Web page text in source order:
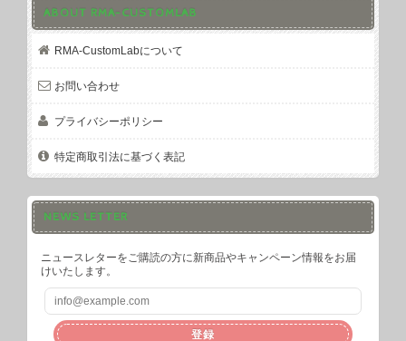
ABOUT RMA-CUSTOMLAB
RMA-CustomLabについて
お問い合わせ
プライバシーポリシー
特定商取引法に基づく表記
NEWS LETTER
ニュースレターをご購読の方に新商品やキャンペーン情報をお届
けいたします。
登録